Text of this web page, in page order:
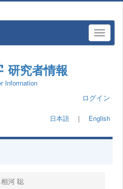
研究者情報
Information
ログイン
日本語 ｜ English
相河 聡